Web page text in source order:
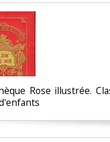
Rose illustrée.